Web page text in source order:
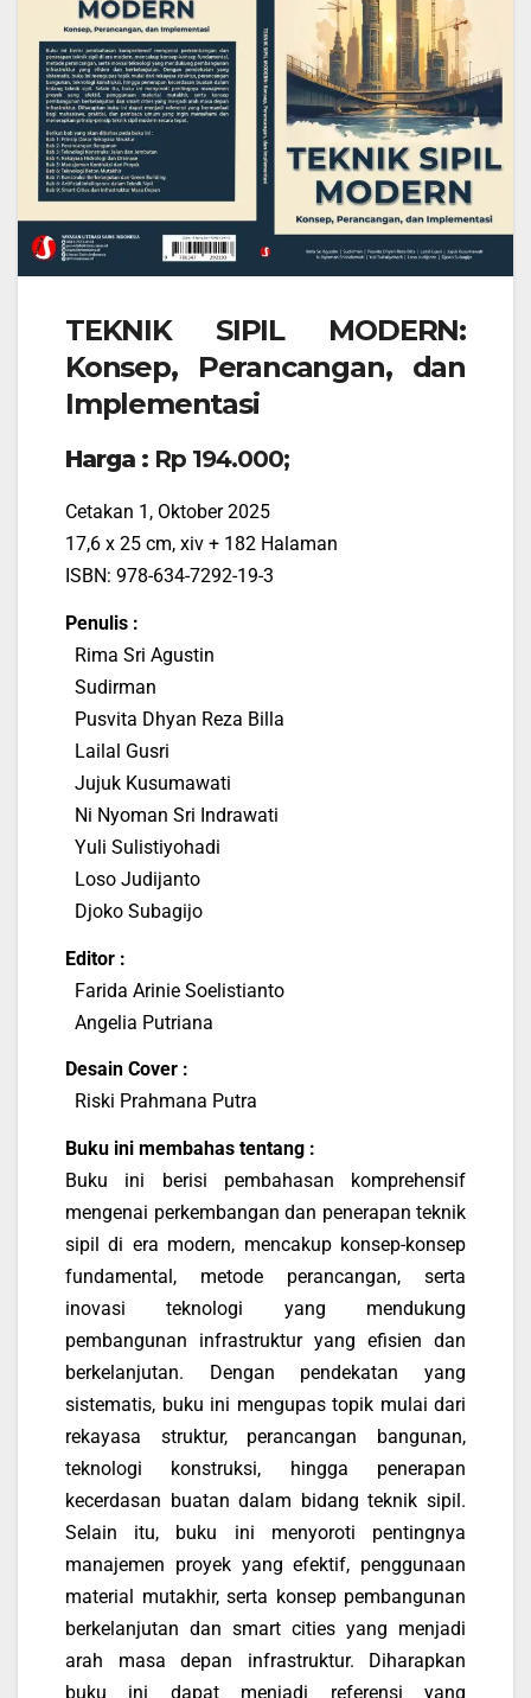
TEKNIK SIPIL MODERN:
Konsep, Perancangan, dan
Implementasi
Harga : Rp 194.000;
Cetakan 1, Oktober 2025
17,6 x 25 cm, xiv + 182 Halaman
ISBN: 978-634-7292-19-3
Penulis :
Rima Sri Agustin
Sudirman
Pusvita Dhyan Reza Billa
Lailal Gusri
Jujuk Kusumawati
Ni Nyoman Sri Indrawati
Yuli Sulistiyohadi
Loso Judijanto
Djoko Subagijo
Editor :
Farida Arinie Soelistianto
Angelia Putriana
Desain Cover :
Riski Prahmana Putra
Buku ini membahas tentang :
Buku ini berisi pembahasan komprehensif
mengenai perkembangan dan penerapan teknik
sipil di era modern, mencakup konsep-konsep
fundamental, metode perancangan, serta
inovasi teknologi yang mendukung
pembangunan infrastruktur yang efisien dan
berkelanjutan. Dengan pendekatan yang
sistematis, buku ini mengupas topik mulai dari
rekayasa struktur, perancangan bangunan,
teknologi konstruksi, hingga penerapan
kecerdasan buatan dalam bidang teknik sipil.
Selain itu, buku ini menyoroti pentingnya
manajemen proyek yang efektif, penggunaan
material mutakhir, serta konsep pembangunan
berkelanjutan dan smart cities yang menjadi
arah masa depan infrastruktur. Diharapkan
buku ini dapat menjadi referensi yang